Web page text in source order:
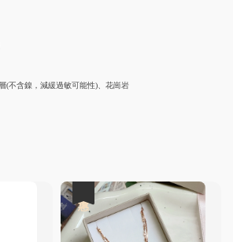
(不含鎳，減緩過敏可能性)、花崗岩